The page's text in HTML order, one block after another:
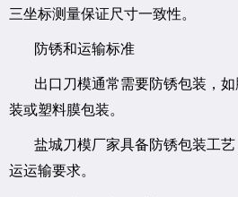
三坐标测量保证尺寸一致性。
防锈和运输标准
出口刀模通常需要防锈包装，
装或塑料膜包装。
盐城刀模厂家具备防锈包装工
运运输要求。